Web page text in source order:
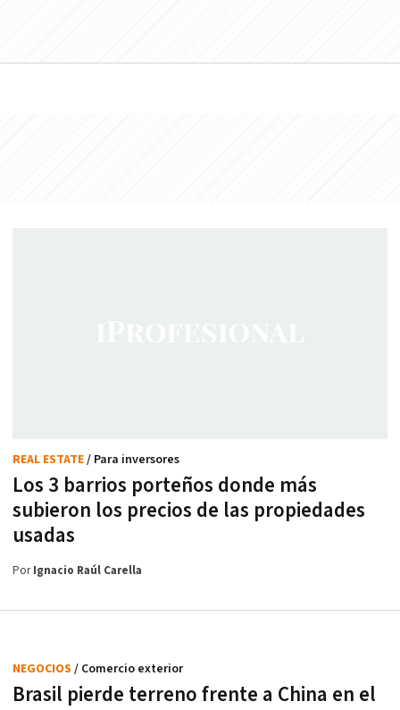
Los 3 barrios porteños donde más
subieron los precios de las propiedades
usadas
REAL ESTATE/ Para inversores
PorIgnacio Raúl Carella
Brasil pierde terreno frente a China en el
NEGOCIOS / Comercio exterior